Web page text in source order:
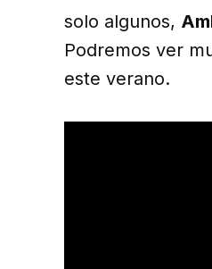
solo algunos,
Podremos ver
este verano.